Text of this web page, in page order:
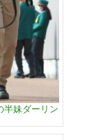
半妹ダーリン